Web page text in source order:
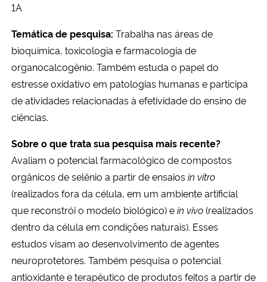
1A
Temática de pesquisa: Trabalha nas áreas de
bioquímica, toxicologia e farmacologia de
organocalcogênio. Também estuda o papel do
estresse oxidativo em patologias humanas e participa
de atividades relacionadas à efetividade do ensino de
ciências.
Sobre o que trata sua pesquisa mais recente?
Avaliam o potencial farmacológico de compostos
orgânicos de selênio a partir de ensaiosin vitro
(realizados fora da célula, em um ambiente artificial
que reconstrói o modelo biológico) ein vivo(realizados
dentro da célula em condições naturais). Esses
estudos visam ao desenvolvimento de agentes
neuroprotetores. Também pesquisa o potencial
antioxidante e terapêutico de produtos feitosa partirde